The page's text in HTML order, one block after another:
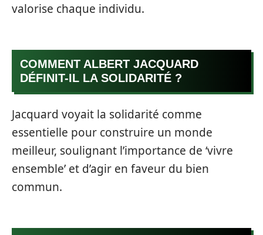
valorise chaque individu.
COMMENT ALBERT JACQUARD
DÉFINIT-IL LA SOLIDARITÉ ?
Jacquard voyait la solidarité comme
essentielle pour construire un monde
meilleur, soulignant l’importance de ‘vivre
ensemble’ et d’agir en faveur du bien
commun.